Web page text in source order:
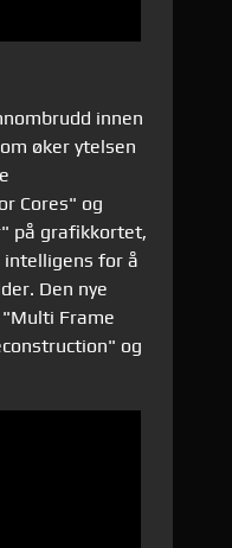
innen
øker ytelsen
Cores" og
på grafikkortet,
intelligens for å
Den nye
"Multi Frame
og